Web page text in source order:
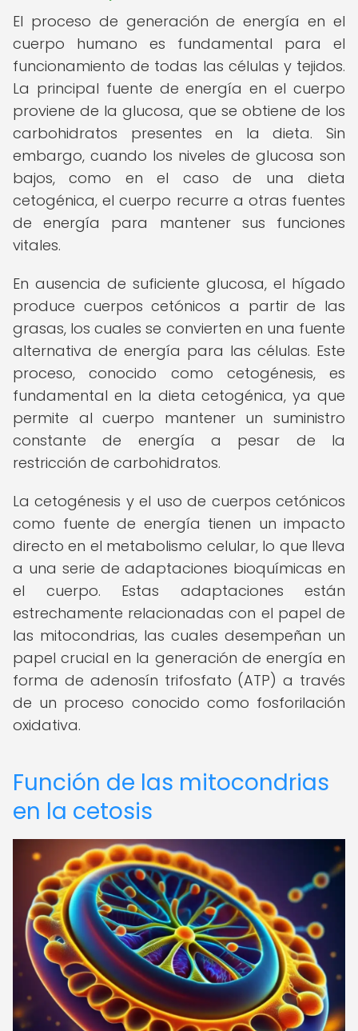
El proceso de generación de energía en el
cuerpo humano es fundamental para el
funcionamiento de todas las células y tejidos.
La principal fuente de energía en el cuerpo
proviene de la glucosa, que se obtiene de los
carbohidratos presentes en la dieta. Sin
embargo, cuando los niveles de glucosa son
bajos, como en el caso de una dieta
cetogénica, el cuerpo recurre a otras fuentes
de energía para mantener sus funciones
vitales.
En ausencia de suficiente glucosa, el hígado
produce cuerpos cetónicos a partir de las
grasas, los cuales se convierten en una fuente
alternativa de energía para las células. Este
proceso, conocido como cetogénesis, es
fundamental en la dieta cetogénica, ya que
permite al cuerpo mantener un suministro
constante de energía a pesar de la
restricción de carbohidratos.
La cetogénesis y el uso de cuerpos cetónicos
como fuente de energía tienen un impacto
directo en el metabolismo celular, lo que lleva
a una serie de adaptaciones bioquímicas en
el cuerpo. Estas adaptaciones están
estrechamente relacionadas con el papel de
las mitocondrias, las cuales desempeñan un
papel crucial en la generación de energía en
forma de adenosín trifosfato (ATP) a través
de un proceso conocido como fosforilación
oxidativa.
Función de las mitocondrias
en la cetosis